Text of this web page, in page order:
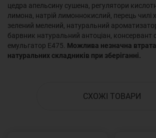
цедра апельсину сушена, регулятори
лимона, натрій лимоннокислий, перець чилі
зелений мелений, натуральний
барвник натуральний антоціан, консервант
емульгатор Е475. Можлива незначна
натуральних складників при зберіганні.
СХОЖІ ТОВАРИ